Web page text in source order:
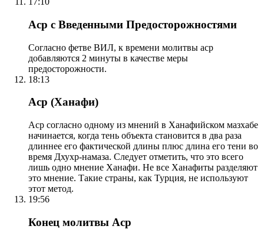
Аср с Введенными Предосторожностями
Согласно фетве ВИЛ, к времени молитвы аср
добавляются 2 минуты в качестве меры
предосторожности.
18:13
Аср (Ханафи)
Аср согласно одному из мнений в Ханафийском мазхабе
начинается, когда тень объекта становится в два раза
длиннее его фактической длины плюс длина его тени во
время Дхухр-намаза. Следует отметить, что это всего
лишь одно мнение Ханафи. Не все Ханафиты разделяют
это мнение. Такие страны, как Турция, не используют
этот метод.
19:56
Конец молитвы Аср